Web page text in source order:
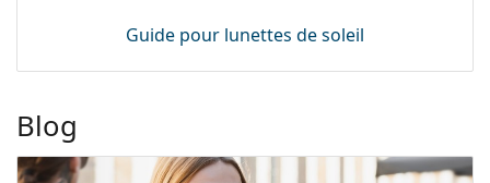
Guide pour lunettes de soleil
Blog